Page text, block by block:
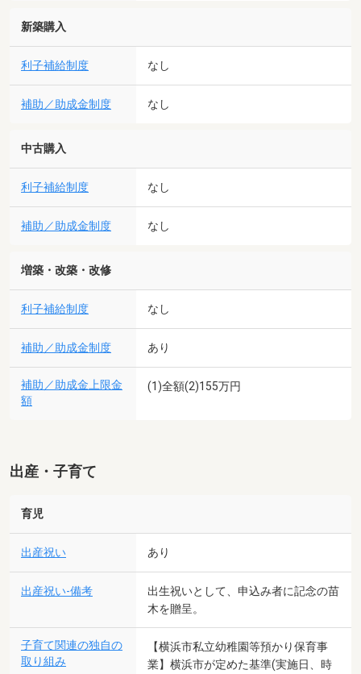
新築購入
利子補給制度 なし
補助／助成金制度 なし
中古購入
利子補給制度 なし
補助／助成金制度 なし
増築・改築・改修
利子補給制度 なし
補助／助成金制度 あり
補助／助成金上限金
額
(1)全額(2)155万円
出産・子育て
育児
出産祝い あり
出産祝い-備考
出生祝いとして、申込み者に記念の苗
木を贈呈。
子育て関連の独自の
取り組み
【横浜市私立幼稚園等預かり保育事
業】横浜市が定めた基準(実施日、時